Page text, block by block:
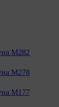
М282
М278
М177